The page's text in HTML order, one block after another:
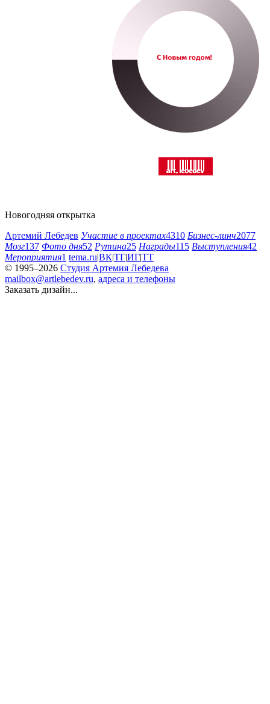
Новогодняя открытка
Артемий Лебедев Участие в проектах4310 Бизнес-линч2077
Мозг137 Фото дня52 Рутина25 Награды115 Выступления42
Мероприятия1 tema.ru|ВК|ТГ|ИГ|ТТ
© 1995–2026 Студия Артемия Лебедева
mailbox@artlebedev.ru, адреса и телефоны
Заказать дизайн...